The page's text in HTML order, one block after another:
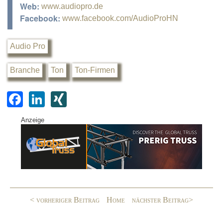
Web: www.audiopro.de
Facebook: www.facebook.com/AudioProHN
Audio Pro
Branche Ton Ton-Firmen
F
a
c
e
o
Li
k
e
G
Anzeige
< vorheriger Beitrag Home nächster Beitrag>